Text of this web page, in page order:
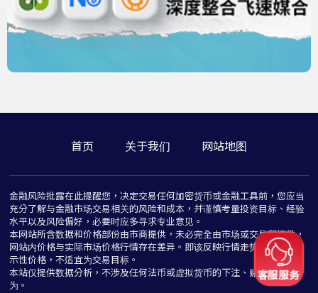
首页 关于我们 网站地图
金融风险批露在此提醒您，决定交易任何加密货币或金融工具前，您应当
充分了解与金融市场交易相关的风险和成本，并谨慎考量投资目标、经验
水平以及风险偏好，必要时应多寻求专业意见。
本网站所含数据和价格部份由市商提供，未必完全由市场或交易所提供，
网站内价格与实际市场价格行情存在差异。即该反映行情走势价格仅为指
示性价格，不适宜为交易目标。
本站仅提供数据分析，不涉及任何法币或虚拟货币的下注、赌博与推介行
为。